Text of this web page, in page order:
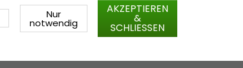
Nur
notwendig
AKZEPTIEREN
&
SCHLIESSEN